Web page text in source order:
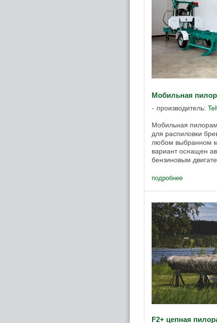
Мобильная
производитель:
Мобильная
для распиловки
любом выбранном
вариант оснащен
бензиновым
с ручным ...
подробнее
F2+ цепная